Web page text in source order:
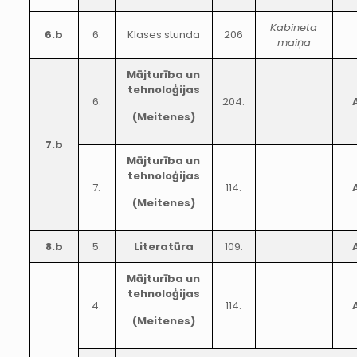
6.b 6. Klases stunda 206
Kabineta
maiņa
7.b
6.
Mājturība un
tehnoloģijas
(Meitenes)
204.
7.
Mājturība un
tehnoloģijas
(Meitenes)
114.
8.b 5. Literatūra 109.
4.
Mājturība un
tehnoloģijas
(Meitenes)
114.